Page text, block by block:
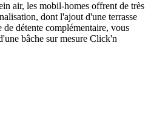
air, les mobil-homes offrent de très
dont l'ajout d'une terrasse
détente complémentaire, vous
bâche sur mesure Click'n